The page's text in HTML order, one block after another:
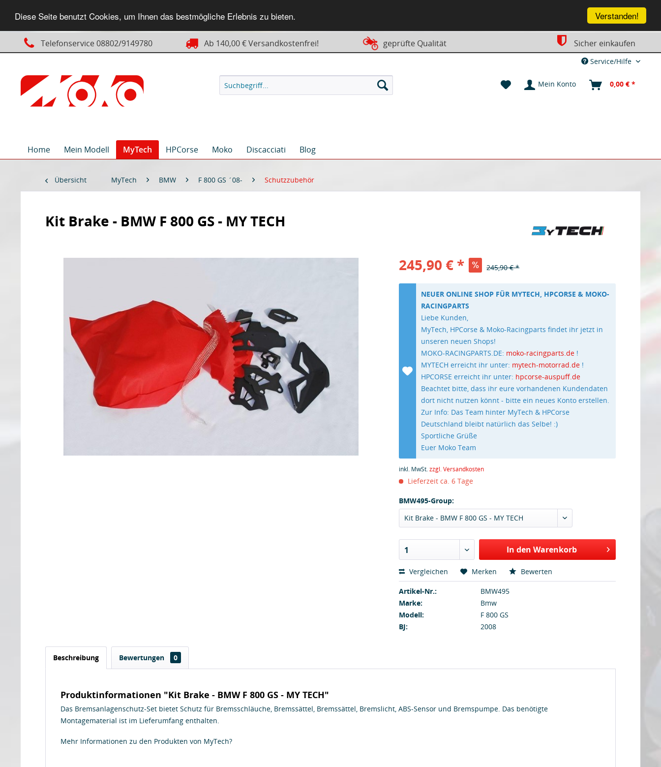
Verstanden!
Diese Seite benutzt Cookies, um Ihnen das bestmögliche Erlebnis zu bieten.
Telefonservice 08802/9149780 Ab 140,00 € Versandkostenfrei! geprüfte Qualität Sicher einkaufen
Service/Hilfe
Mein Konto 0,00 € *
Home Mein Modell MyTech HPCorse Moko Discacciati Blog
Übersicht MyTech BMW F 800 GS ´08- Schutzzubehör
Kit Brake - BMW F 800 GS - MY TECH
245,90 € * 245,90 € *
NEUER ONLINE SHOP FÜR MYTECH, HPCORSE & MOKO-
RACINGPARTS
Liebe Kunden,
MyTech, HPCorse & Moko-Racingparts findet ihr jetzt in
unseren neuen Shops!
MOKO-RACINGPARTS.DE: moko-racingparts.de !
MYTECH erreicht ihr unter: mytech-motorrad.de !
HPCORSE erreicht ihr unter: hpcorse-auspuff.de
Beachtet bitte, dass ihr eure vorhandenen Kundendaten
dort nicht nutzen könnt - bitte ein neues Konto erstellen.
Zur Info: Das Team hinter MyTech & HPCorse
Deutschland bleibt natürlich das Selbe! :)
Sportliche Grüße
Euer Moko Team
inkl. MwSt.zzgl. Versandkosten
Lieferzeit ca. 6 Tage
BMW495-Group:
Kit Brake - BMW F 800 GS - MY TECH
1 In den Warenkorb
Vergleichen Merken Bewerten
Artikel-Nr.:
BMW495
Marke:
Bmw
Modell:
F 800 GS
BJ:
2008
Beschreibung Bewertungen 0
Produktinformationen "Kit Brake - BMW F 800 GS - MY TECH"
Das Bremsanlagenschutz-Set bietet Schutz für Bremsschläuche, Bremssättel, Bremssättel, Bremslicht, ABS-Sensor und Bremspumpe. Das benötigte
Montagematerial ist im Lieferumfang enthalten.
Mehr Informationen zu den Produkten von MyTech?